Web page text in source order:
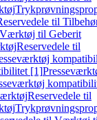
til
til Geberit
Reservedele til
[1]
Reservedele til